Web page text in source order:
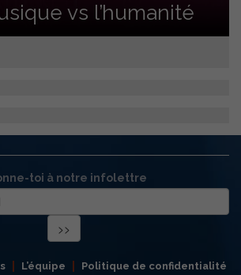
vs l’humanité
toi à notre infolettre
L’équipe
Politique de confidentialité